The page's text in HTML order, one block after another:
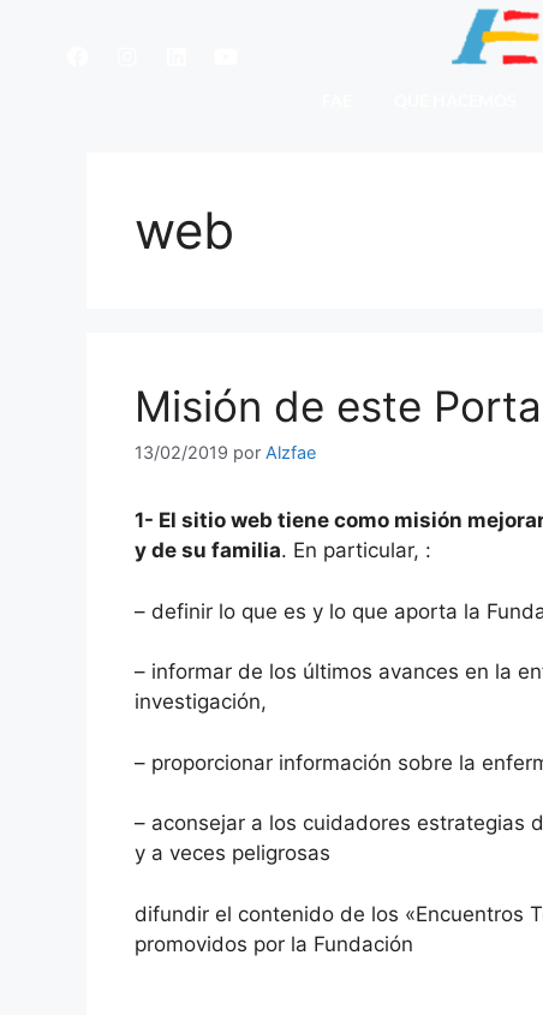
web
Misión de este
13/02/2019 por Alzfae
1- El sitio web tiene como misión
y de su familia. En particular, :
– definir lo que es y lo que aporta la
– informar de los últimos avances en la
investigación,
– proporcionar información sobre la
– aconsejar a los cuidadores estrategias
y a veces peligrosas
difundir el contenido de los «Encuentros
promovidos por la Fundación